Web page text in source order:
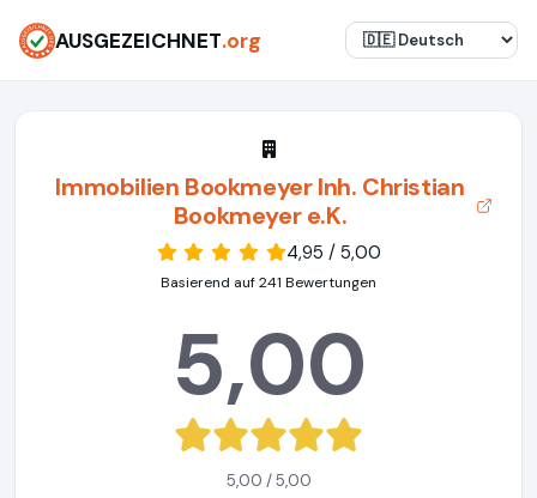
AUSGEZEICHNET.org
Immobilien Bookmeyer Inh. Christian
Bookmeyer e.K.
4,95 / 5,00
Basierend auf 241 Bewertungen
5,00
5,00 / 5,00